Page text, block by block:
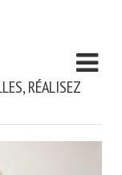
RÉALISEZ